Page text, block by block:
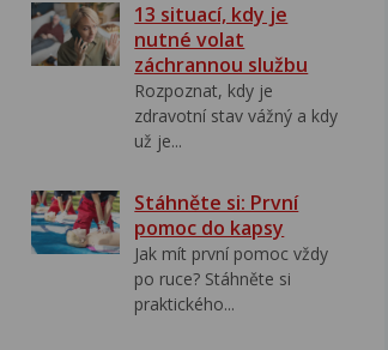
13 situací, kdy je
nutné volat
záchrannou službu
Rozpoznat, kdy je
zdravotní stav vážný a kdy
už je...
Stáhněte si: První
pomoc do kapsy
Jak mít první pomoc vždy
po ruce? Stáhněte si
praktického...